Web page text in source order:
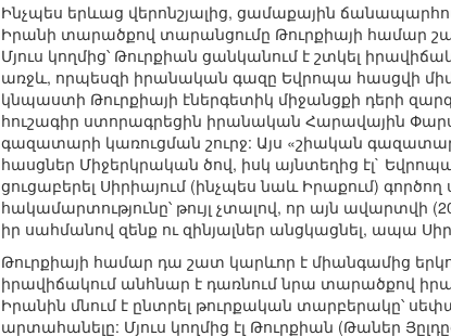
Ինչպես երևաց վերոնշյալից, ցամաքային
Իրանի տարածքով տարանցումը Թուրքիայի համար
Մյուս կողմից՝ Թուրքիան ցանկանում է շտկել
առջև, որպեսզի իրանական գազը Եվրոպա հասցվի
կնպաստի Թուրքիայի էներգետիկ միջանցքի դերի
հուշագիր ստորագրեցին իրանական Հարավային
գազատարի կառուցման շուրջ: Այս «շիական
հասցներ Միջերկրական ծով, իսկ այնտեղից էլ`
ցուցաբերել Սիրիայում (ինչպես նաև Իրաքում)
հակամարտությունը՝ թույլ չտալով, որ այն
իր սահմանով զենք ու զինյալներ անցկացնել, ապա
Թուրքիայի համար դա շատ կարևոր է միանգամից
իրավիճակում անհնար է դառնում նրա տարածքով
Իրանին մնում է ընտրել թուրքական տարբերակը՝
արտահանելը: Մյուս կողմից էլ Թուրքիան (Թաներ